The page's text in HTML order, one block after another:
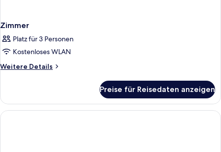
Zimmer
Platz für 3 Personen
Kostenloses WLAN
Weitere Details
Weitere
Preise für Reisedaten anzeigen